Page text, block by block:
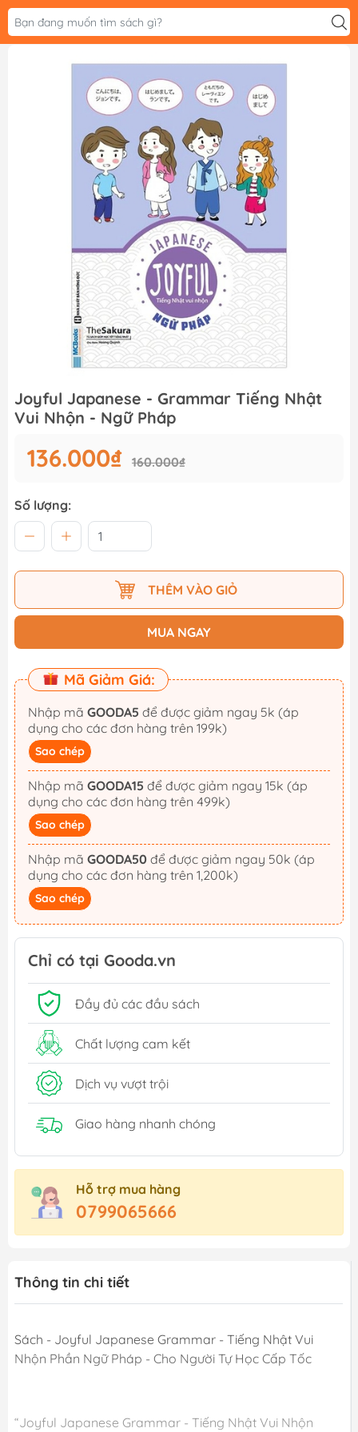
Joyful Japanese - Grammar Tiếng Nhật
Vui Nhộn - Ngữ Pháp
136.000₫ 160.000₫
Số lượng:
THÊM VÀO GIỎ
MUA NGAY
Mã Giảm Giá:
Nhập mã GOODA5
dụng cho các đơn hàng trên 199k)
Sao chép
Nhập mã GOODA15
dụng cho các đơn hàng trên 499k)
Sao chép
Nhập mã GOODA50
dụng cho các đơn hàng trên 1,200k)
Sao chép
Chỉ có tại Gooda.vn
Đầy đủ các đầu sách
Chất lượng cam kết
Dịch vụ vượt trội
Giao hàng nhanh chóng
Hỗ trợ mua hàng
0799065666
Thông tin chi tiết
Sách - Joyful Japanese Grammar - Tiếng Nhật Vui
Nhộn Phần Ngữ Pháp - Cho Người Tự Học Cấp Tốc
“Joyful Japanese Grammar - Tiếng Nhật Vui Nhộn